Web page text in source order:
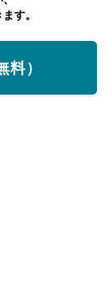
す。
）